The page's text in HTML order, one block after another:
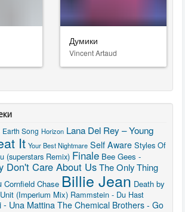
Думики
Vincent Artaud
Earth Song Horizon Lana Del Rey – Young
It Your Best Nightmare Self Aware Styles Of
(superstars Remix) Finale Bee Gees -
Don't Care About UsThe Only Thing
Cornfield Chase Billie Jean Death by
(Imperium Mix) Rammstein - Du Hast
- Una Mattina The Chemical Brothers - Go